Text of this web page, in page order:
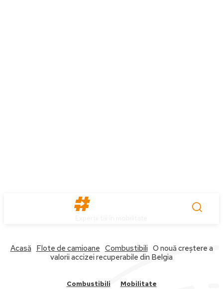
Acasă Flote de camioane Combustibili O nouă creștere a
valorii accizei recuperabile din Belgia
Combustibili Mobilitate